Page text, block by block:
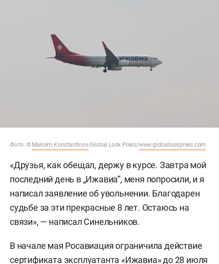
Фото: © Maksim Konstantinov/Global Look Press/www.globallookpress.com
«Друзья, как обещал, держу в курсе. Завтра мой
последний день в „Ижавиа“, меня попросили, и я
написал заявление об увольнении. Благодарен
судьбе за эти прекрасные 8 лет. Остаюсь на
связи», — написал Синельников.
В начале мая Росавиация ограничила действие
сертификата эксплуатанта «Ижавиа» до 28 июля